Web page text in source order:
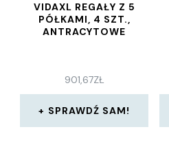
VIDAXL REGAŁY Z 5
PÓŁKAMI, 4 SZT.,
ANTRACYTOWE
901,67ZŁ
SPRAWDŹ SAM!